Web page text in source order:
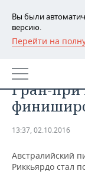
Вы были
версию.
Перейти на
РЕГИОНЫ
ТАТАРСТАН
НОВОСТИ
АНАЛИТИКА
ДЕКЛАРАЦИИ
НОВОСТИ
Гран-при
13:37, 02.10.2016
Австралийский
Риккьярдо стал